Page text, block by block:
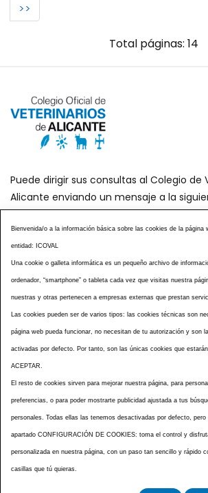
>>
Total páginas: 14
Puede dirigir sus consultas al Colegio de
Alicante enviando un mensaje a la
secretaria@icoval.org
¿SABÍAS QUÉ?
CENTROS VETERINARIOS
TABLÓN
CURSOS Y EVENTOS
TÉRMINOS Y
ESPECIAL COVID 19
NOTICIAS
ACCESIBILIDAD
AVISO LEGAL
POLÍTICA
POLÍTICA DE COOKIES
NOTICIAS ICOVAL
Bienvenida/o a la información básica sobre las cookies de la página
entidad: ICOVAL
Una cookie o galleta informática es un pequeño archivo de
ordenador, “smartphone” o tableta cada vez que visitas nuestra
nuestras y otras pertenecen a empresas externas que prestan
Las cookies pueden ser de varios tipos: las cookies técnicas son
página web pueda funcionar, no necesitan de tu autorización y son
activadas por defecto. Por tanto, son las únicas cookies que
ACEPTAR.
El resto de cookies sirven para mejorar nuestra página, para
preferencias, o para poder mostrarte publicidad ajustada a tus
personales. Todas ellas las tenemos desactivadas por defecto,
apartado CONFIGURACIÓN DE COOKIES: toma el control y
personalizada en nuestra página, con un paso tan sencillo y rápido
casillas que tú quieras.